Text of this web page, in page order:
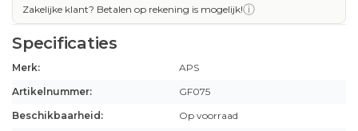
Zakelijke klant? Betalen op rekening is mogelijk!ⓘ
Specificaties
Merk:
APS
Artikelnummer:
GF075
Beschikbaarheid:
Op voorraad